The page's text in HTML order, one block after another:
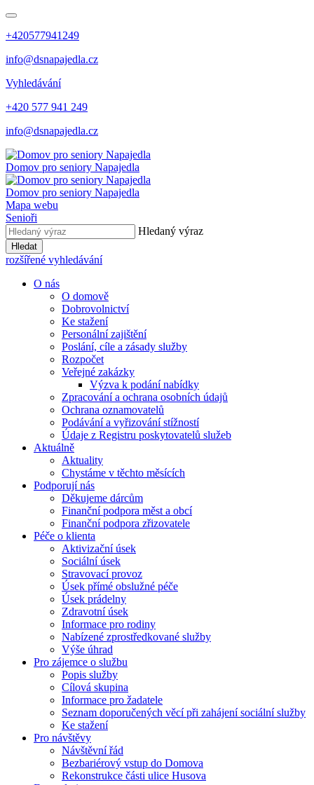
+420577941249
info@dsnapajedla.cz
Vyhledávání
+420 577 941 249
info@dsnapajedla.cz
Domov pro seniory Napajedla
Domov pro seniory Napajedla
Mapa webu
Senioři
Hledaný výraz
Hledat
rozšířené vyhledávání
O nás
O domově
Dobrovolnictví
Ke stažení
Personální zajištění
Poslání, cíle a zásady služby
Rozpočet
Veřejné zakázky
Výzva k podání nabídky
Zpracování a ochrana osobních údajů
Ochrana oznamovatelů
Podávání a vyřizování stížností
Údaje z Registru poskytovatelů služeb
Aktuálně
Aktuality
Chystáme v těchto měsících
Podporují nás
Děkujeme dárcům
Finanční podpora měst a obcí
Finanční podpora zřizovatele
Péče o klienta
Aktivizační úsek
Sociální úsek
Stravovací provoz
Úsek přímé obslužné péče
Úsek prádelny
Zdravotní úsek
Informace pro rodiny
Nabízené zprostředkované služby
Výše úhrad
Pro zájemce o službu
Popis služby
Cílová skupina
Informace pro žadatele
Seznam doporučených věcí při zahájení sociální služby
Ke stažení
Pro návštěvy
Návštěvní řád
Bezbariérový vstup do Domova
Rekonstrukce části ulice Husova